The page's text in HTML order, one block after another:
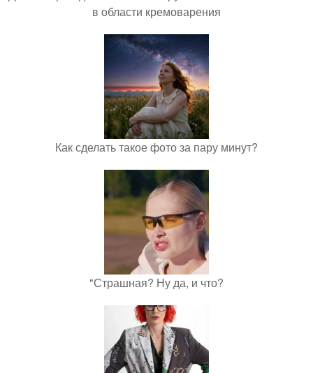
в области кремоварения
Как сделать такое фото за пару минут?
"Страшная? Ну да, и что?